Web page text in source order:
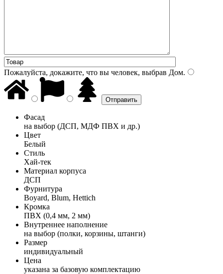
Пожалуйста, докажите, что вы человек, выбрав Дом.
Фасад
на выбор (ДСП, МДФ ПВХ и др.)
Цвет
Белый
Стиль
Хай-тек
Материал корпуса
ДСП
Фурнитура
Boyard, Blum, Hettich
Кромка
ПВХ (0,4 мм, 2 мм)
Внутреннее наполнение
на выбор (полки, корзины, штанги)
Размер
индивидуальный
Цена
указана за базовую комплектацию